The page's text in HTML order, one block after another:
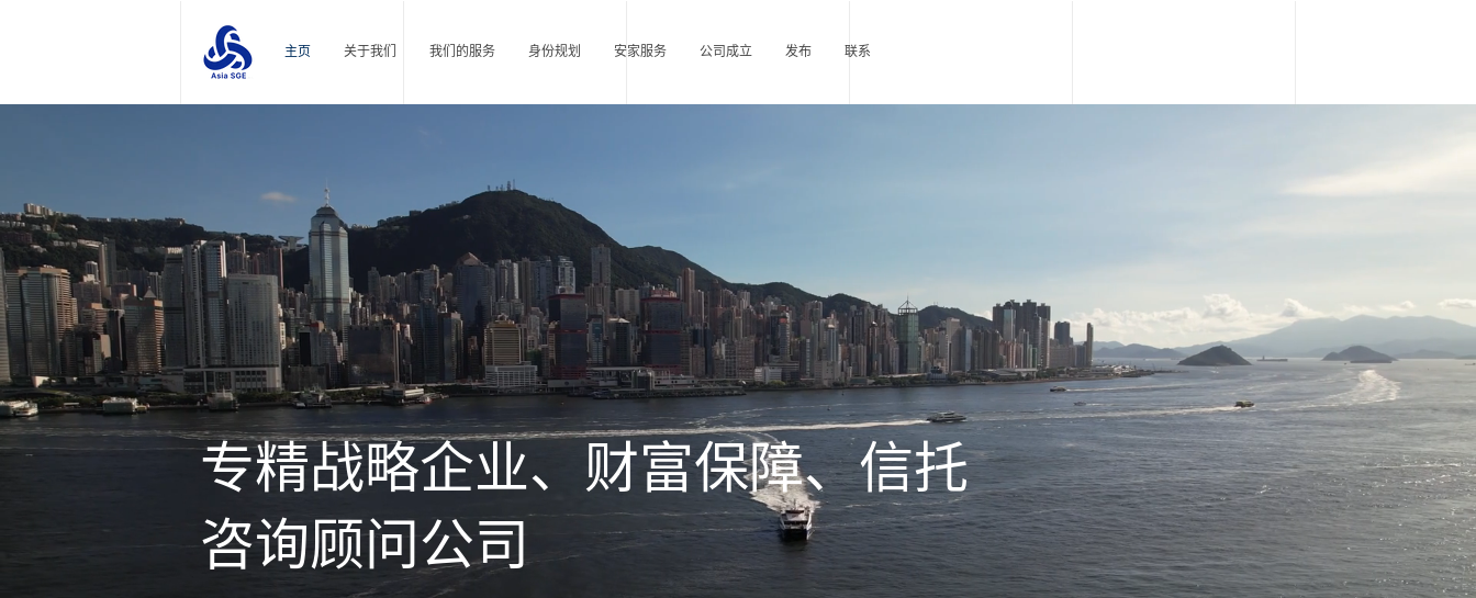
主页 关于我们 我们的服务 身份规划 安家服务 公司成立 发布 联系
专精战略企业、财富保障、信托
咨询顾问公司